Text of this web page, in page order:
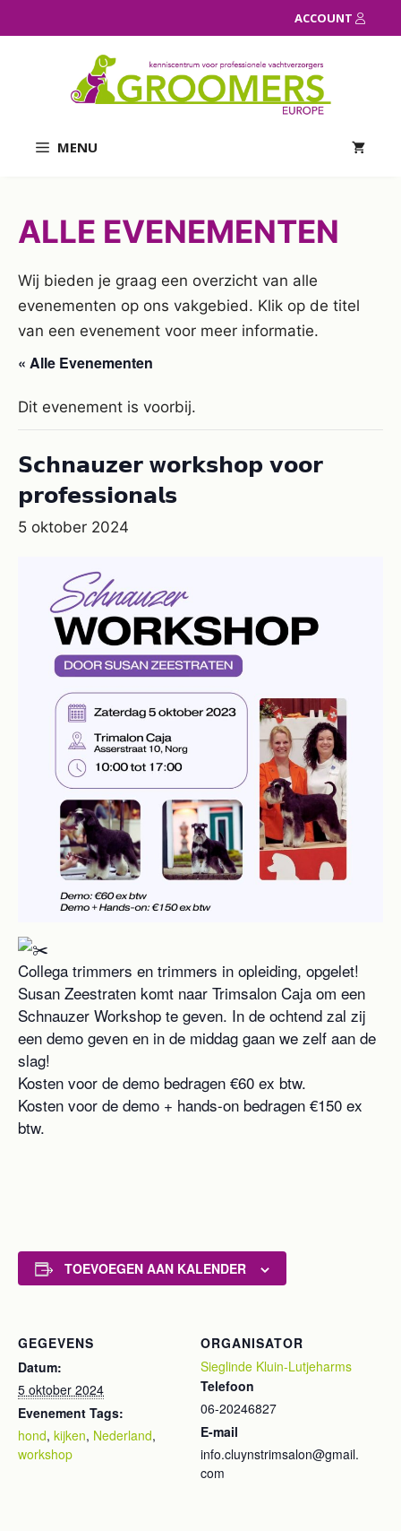
naar
ACCOUNT
MENU
ALLE EVENEMENTEN
Wij bieden je graag een overzicht van alle
evenementen op ons vakgebied. Klik op de titel
van een evenement voor meer informatie.
« Alle Evenementen
Dit evenement is voorbij.
𝗦𝗰𝗵𝗻𝗮𝘂𝘇𝗲𝗿 w𝗼𝗿𝗸𝘀𝗵𝗼𝗽 𝘃𝗼𝗼𝗿
𝗽𝗿𝗼𝗳𝗲𝘀𝘀𝗶𝗼𝗻𝗮𝗹𝘀
5 oktober 2024
Collega trimmers en trimmers in opleiding, opgelet!
Susan Zeestraten komt naar Trimsalon Caja om een
Schnauzer Workshop te geven. In de ochtend zal zij
een demo geven en in de middag gaan we zelf aan de
slag!
Kosten voor de demo bedragen €60 ex btw.
Kosten voor de demo + hands-on bedragen €150 ex
btw.
TOEVOEGEN AAN KALENDER
GEGEVENS
Datum:
5 oktober 2024
Evenement Tags:
hond, kijken, Nederland,
workshop
ORGANISATOR
Sieglinde Kluin-Lutjeharms
Telefoon
06-20246827
E-mail
info.cluynstrimsalon@gmail.
com